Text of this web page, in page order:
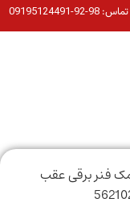
98-92-09195124491
برقی عقب